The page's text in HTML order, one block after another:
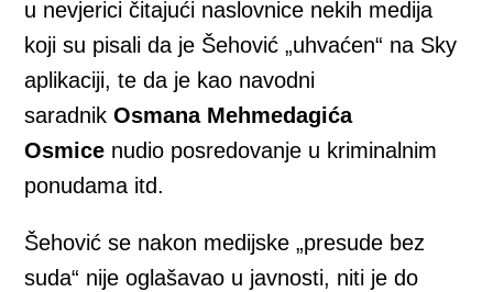
u nevjerici čitajući naslovnice nekih medija
koji su pisali da je Šehović „uhvaćen“ na Sky
aplikaciji, te da je kao navodni
saradnikOsmana Mehmedagića
Osmice nudio posredovanje u kriminalnim
ponudama itd.
Šehović se nakon medijske „presude bez
suda“ nije oglašavao u javnosti, niti je do